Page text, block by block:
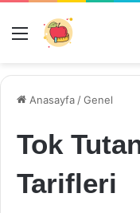
Menü
Anasayfa /Genel
Tok
Tarifleri